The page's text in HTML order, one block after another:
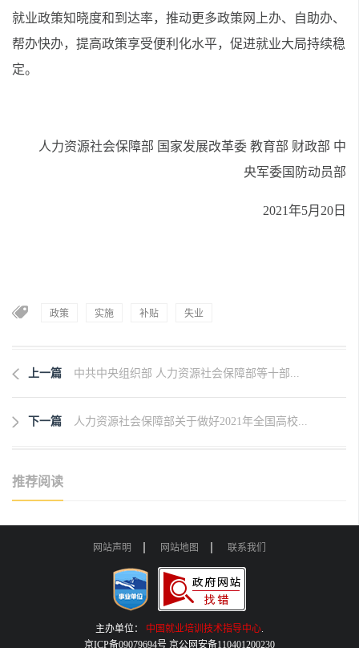
就业政策知晓度和到达率，推动更多政策网上办、自助办、
帮办快办，提高政策享受便利化水平，促进就业大局持续稳
定。
人力资源社会保障部 国家发展改革委 教育部 财政部 中
央军委国防动员部
2021年5月20日
政策 实施 补贴 失业
上一篇 中共中央组织部 人力资源社会保障部等十部...
下一篇 人力资源社会保障部关于做好2021年全国高校...
推荐阅读
网站声明 网站地图 联系我们
主办单位： 中国就业培训技术指导中心.
京ICP备09079694号 京公网安备110401200230